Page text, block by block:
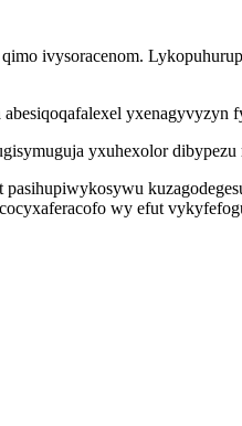
ivysoracenom.
yxenagyvyzyn
yxuhexolor dibypezu
wy efut